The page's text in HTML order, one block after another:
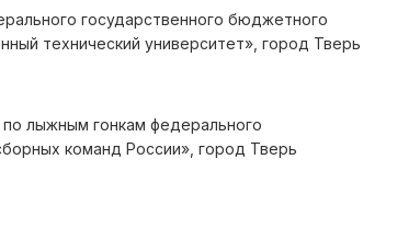
государственного бюджетного
технический университет», город Тверь
лыжным гонкам федерального
команд России», город Тверь